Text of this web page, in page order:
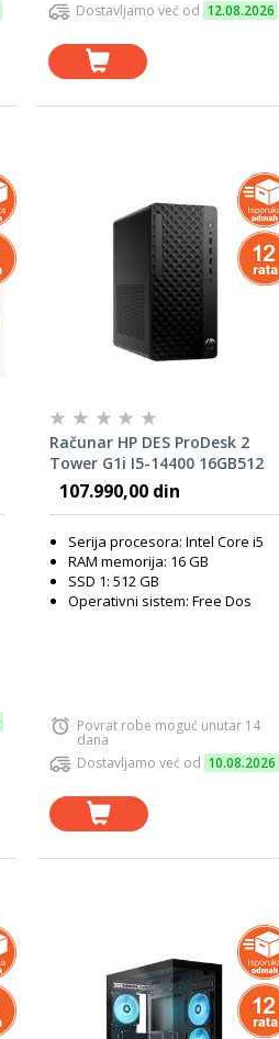
Dostavljamo već od 12.08.2026
Računar HP DES ProDesk 2
Tower G1i I5-14400 16GB512
DOS, B70VPAT#BED
107.990,00 din
Serija procesora: Intel Core i5
RAM memorija: 16 GB
SSD 1: 512 GB
Operativni sistem: Free Dos
Povrat robe moguć unutar 14
dana
Dostavljamo već od 10.08.2026